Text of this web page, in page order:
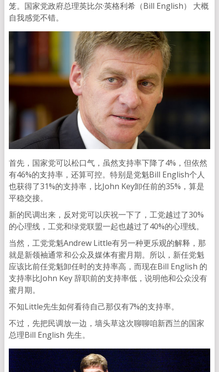
笼。国家党政府总理英比尔·英格利希（Bill English） 大概
自我感觉不错。
首先，国家党可以松口气，虽然支持率下降了4%，但依然
有46%的支持率，还算可控。特别是党魁Bill English个人
也获得了31%的支持率，比John Key卸任前的35%，算是
平稳交接。
新的民调出来，反对党可以庆祝一下了，工党越过了30%
的心理线，工党和绿党联盟一起也越过了40%的心理线。
当然，工党党魁Andrew Little有另一种更乐观的解释，那
就是新领袖通常和公众及媒体有蜜月期。所以，新任党魁
应该比前任党魁卸任时的支持率高，而现在Bill English 的
支持率比John Key 辞职前的支持率低，说明他和公众没有
蜜月期。
不知Little先生如何看待自己那仅有7%的支持率。
不过，先把民调放一边，墙头草这次聊聊咱新西兰的国家
总理Bill English 先生。